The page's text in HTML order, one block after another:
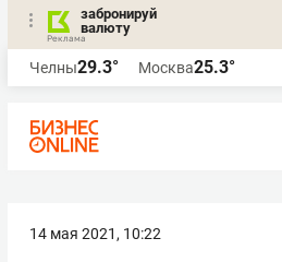
забронируй
валюту
Челны29.3° Москва25.3°
14 мая 2021, 10:22